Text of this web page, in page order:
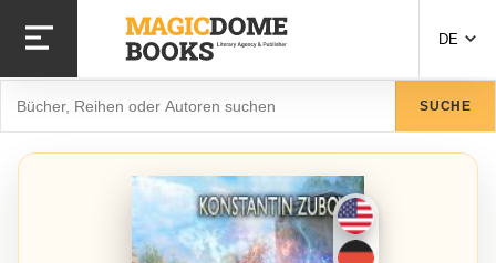
zum
Inhalt
DE
SUCHE